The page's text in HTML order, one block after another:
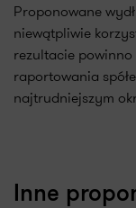
Proponowane
niewątpliwie
rezultacie
raportowania
najtrudniejszym
Inne